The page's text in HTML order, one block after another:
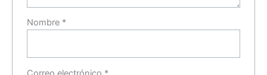
Nombre *